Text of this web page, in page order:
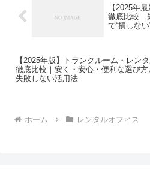
【2025年
徹底比較｜
で“損しな
【2025年版】トランクルーム・レン
徹底比較｜安く・安心・便利な選び方
失敗しない活用法
ホーム レンタルオフィス